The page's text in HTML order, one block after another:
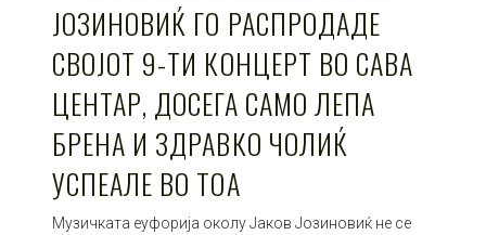
ЈОЗИНОВИЌ ГО РАСПРОДАДЕ
СВОЈОТ 9-ТИ КОНЦЕРТ ВО САВА
ЦЕНТАР, ДОСЕГА САМО ЛЕПА
БРЕНА И ЗДРАВКО ЧОЛИЌ
УСПЕАЛЕ ВО ТОА
Музичката еуфорија околу Јаков Јозиновиќ не се